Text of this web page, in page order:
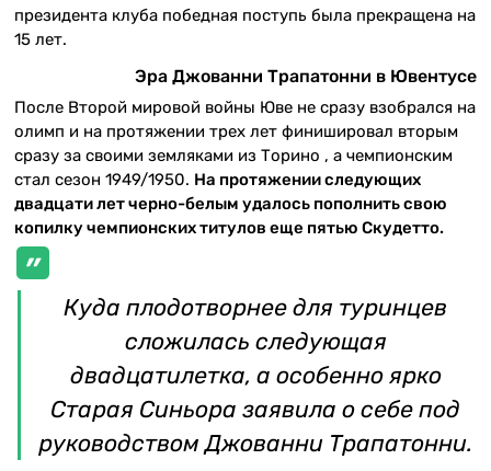
президента клуба победная поступь была прекращена на
15 лет.
Эра Джованни Трапатонни в Ювентусе
После Второй мировой войны Юве не сразу взобрался на
олимп и на протяжении трех лет финишировал вторым
сразу за своими земляками из Торино , а чемпионским
стал сезон 1949/1950. На протяжении следующих
двадцати лет черно-белым удалось пополнить свою
копилку чемпионских титулов еще пятью Скудетто.
Куда плодотворнее для туринцев
сложилась следующая
двадцатилетка, а особенно ярко
Старая Синьора заявила о себе под
руководством Джованни Трапатонни.